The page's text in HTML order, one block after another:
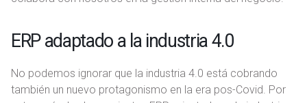
ERP adaptado a la industria 4.0
No podemos ignorar que la industria 4.0 está cobrando
también un nuevo protagonismo en la era pos-Covid. Por